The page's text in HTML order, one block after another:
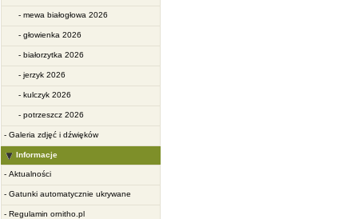
- mewa białogłowa 2026
- głowienka 2026
- białorzytka 2026
- jerzyk 2026
- kulczyk 2026
- potrzeszcz 2026
- Galeria zdjęć i dźwięków
Informacje
- Aktualności
- Gatunki automatycznie ukrywane
- Regulamin ornitho.pl